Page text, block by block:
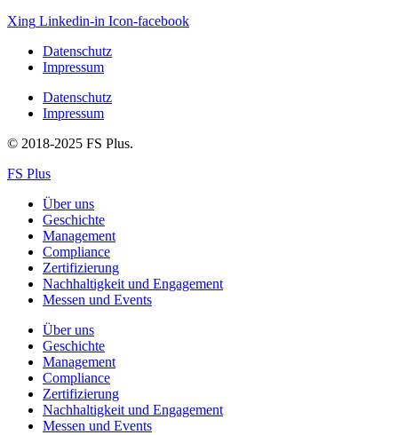
Xing Linkedin-in Icon-facebook
Datenschutz
Impressum
Datenschutz
Impressum
© 2018-2025 FS Plus.
FS Plus
Über uns
Geschichte
Management
Compliance
Zertifizierung
Nachhaltigkeit und Engagement
Messen und Events
Über uns
Geschichte
Management
Compliance
Zertifizierung
Nachhaltigkeit und Engagement
Messen und Events